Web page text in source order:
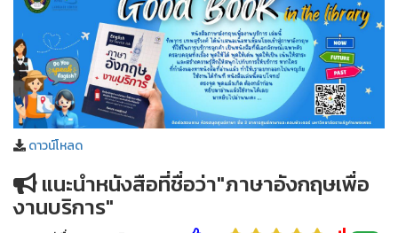
ดาวน์โหลด
แนะนำหนังสือที่ชื่อว่า"ภาษาอังกฤษเพื่อ
งานบริการ"